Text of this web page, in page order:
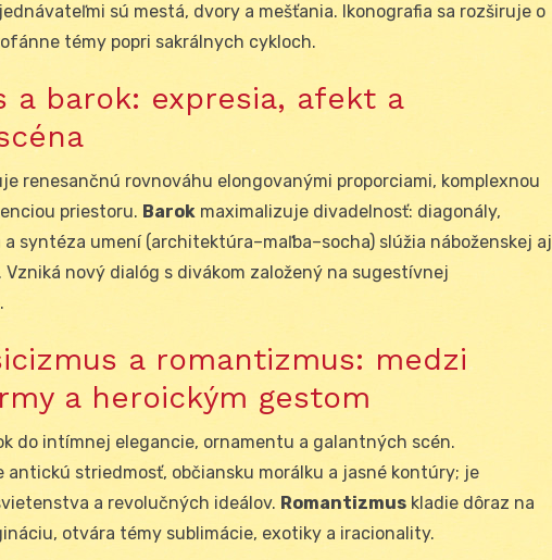
sú mestá, dvory a mešťania. Ikonografia sa rozširuje o
témy popri sakrálnych cykloch.
a barok: expresia, afekt a
renesančnú rovnováhu elongovanými proporciami, komplexnou
priestoru. Barok maximalizuje divadelnosť: diagonály,
syntéza umení (architektúra–maľba–socha) slúžia náboženskej aj
nový dialóg s divákom založený na sugestívnej
a romantizmus: medzi
a heroickým gestom
do intímnej elegancie, ornamentu a galantných scén.
antickú striedmosť, občiansku morálku a jasné kontúry; je
a revolučných ideálov. Romantizmus kladie dôraz na
otvára témy sublimácie, exotiky a iracionality.